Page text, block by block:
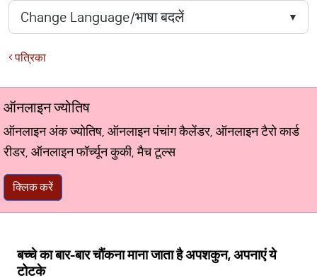
पत्रिका
ऑनलाइन ज्योतिष
ऑनलाइन अंक ज्योतिष, ऑनलाइन पंचांग कैलेंडर, ऑनलाइन टैरो कार्ड
रीडर, ऑनलाइन फॉर्च्यून कुकी, मैच टूल्स
क्लिक करें
बच्चे का बार-बार चौंकना माना जाता है अपशकुन, अपनाएं ये
टोटके